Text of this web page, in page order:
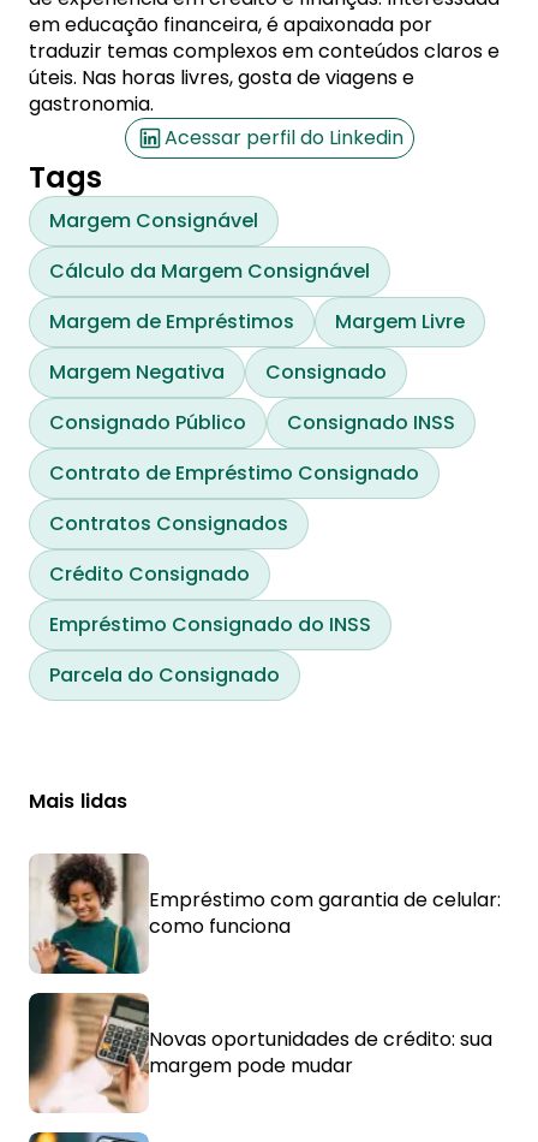
em educação financeira, é apaixonada por
traduzir temas complexos em conteúdos claros e
úteis. Nas horas livres, gosta de viagens e
gastronomia.
Acessar perfil do Linkedin
Tags
Margem Consignável
Cálculo da Margem Consignável
Margem de Empréstimos
Margem Livre
Margem Negativa
Consignado
Consignado Público
Consignado INSS
Contrato de Empréstimo Consignado
Contratos Consignados
Crédito Consignado
Empréstimo Consignado do INSS
Parcela do Consignado
Mais lidas
Empréstimo com garantia de celular:
como funciona
Novas oportunidades de crédito: sua
margem pode mudar